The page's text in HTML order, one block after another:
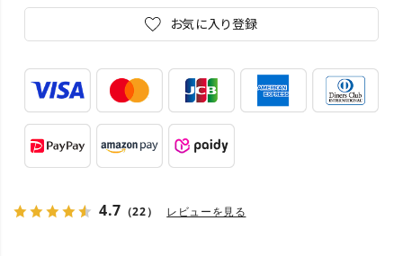
お気に入り登録
4.7 （22） レビューを見る